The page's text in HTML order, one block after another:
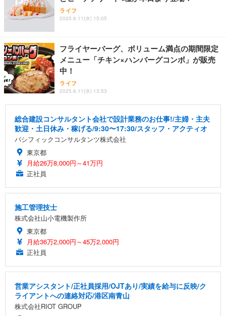
ライフ
2025.6.11(水) 15:05
フライヤーバーグ、ボリューム満点の期間限定
メニュー「チキン×ハンバーグコンボ」が販売
中！
ライフ
2025.6.11(水) 13:53
総合建設コンサルタント会社で設計業務のお仕事!/主婦・主夫
歓迎・土日休み・稼げる/9:30〜17:30/スタッフ・アクティオ
パシフィックコンサルタンツ株式会社
東京都
月給26万8,000円～41万円
正社員
施工管理技士
株式会社山小電機製作所
東京都
月給36万2,000円～45万2,000円
正社員
営業アシスタント/正社員採用/OJTあり/実績を給与に反映/ク
ライアントへの連絡対応/港区南青山
株式会社RIOT GROUP